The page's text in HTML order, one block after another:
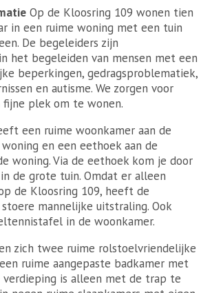
Op de Kloosring 109 wonen tien
in een ruime woning met een tuin
De begeleiders zijn
het begeleiden van mensen met een
beperkingen, gedragsproblematiek,
en autisme. We zorgen voor
plek om te wonen.
een ruime woonkamer aan de
en een eethoek aan de
woning. Via de eethoek kom je door
de grote tuin. Omdat er alleen
de Kloosring 109, heeft de
mannelijke uitstraling. Ook
in de woonkamer.
zich twee ruime rolstoelvriendelijke
ruime aangepaste badkamer met
is alleen met de trap te